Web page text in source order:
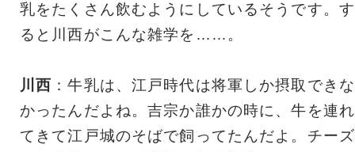
乳をたくさん飲むようにしているそうです。す
ると川西がこんな雑学を……。
川西 ：牛乳は、江戸時代は将軍しか摂取できな
かったんだよね。吉宗か誰かの時に、牛を連れ
てきて江戸城のそばで飼ってたんだよ。チーズ